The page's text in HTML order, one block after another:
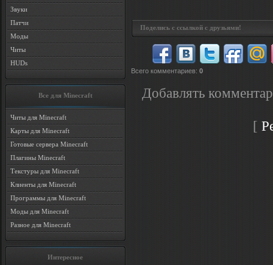
Звуки
Патчи
Моды
Читы
HUDs
Все для Minecraft
Читы для Minecraft
Карты для Minecraft
Готовые сервера Minecraft
Плагины Minecraft
Текстуры для Minecraft
Клиенты для Minecraft
Программы для Minecraft
Моды для Minecraft
Разное для Minecraft
Интересное
Поделись с ссылкой с друзьями!
Всего комментариев: 0
Добавлять
[